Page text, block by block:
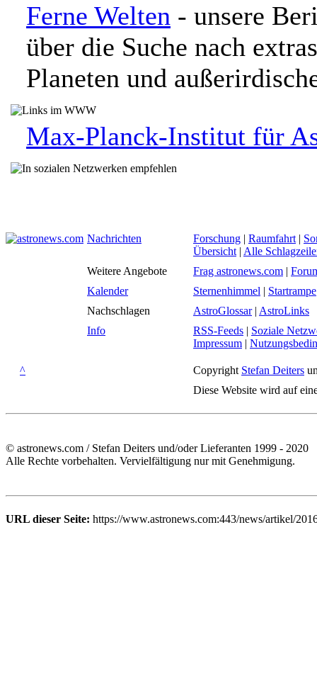
Ferne Welten - unsere
über die Suche nach
Planeten und
Max-Planck-Institut für
Nachrichten Forschung | Raumfahrt |
Übersicht | Alle
Weitere Angebote
Frag astronews.com |
Kalender
Sternenhimmel | Startrampe
Nachschlagen
AstroGlossar| AstroLinks
Info
RSS-Feeds | Soziale
Impressum |
^ Copyright Stefan Deiters
Diese Website wird auf
© astronews.com / Stefan Deiters und/oder Lieferanten 1999 - 2020
Alle Rechte vorbehalten. Vervielfältigung nur mit Genehmigung.
URL dieser Seite: https://www.astronews.com:443/news/artikel/